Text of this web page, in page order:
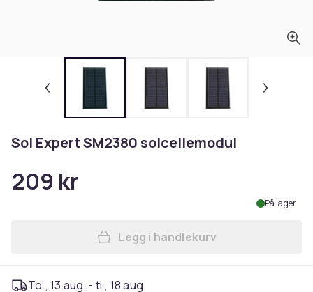
Sol Expert SM2380 solcellemodul
209 kr
På lager
Legg Sol Expert SM2380
Legg i handlekurv
To., 13 aug. - ti., 18 aug.